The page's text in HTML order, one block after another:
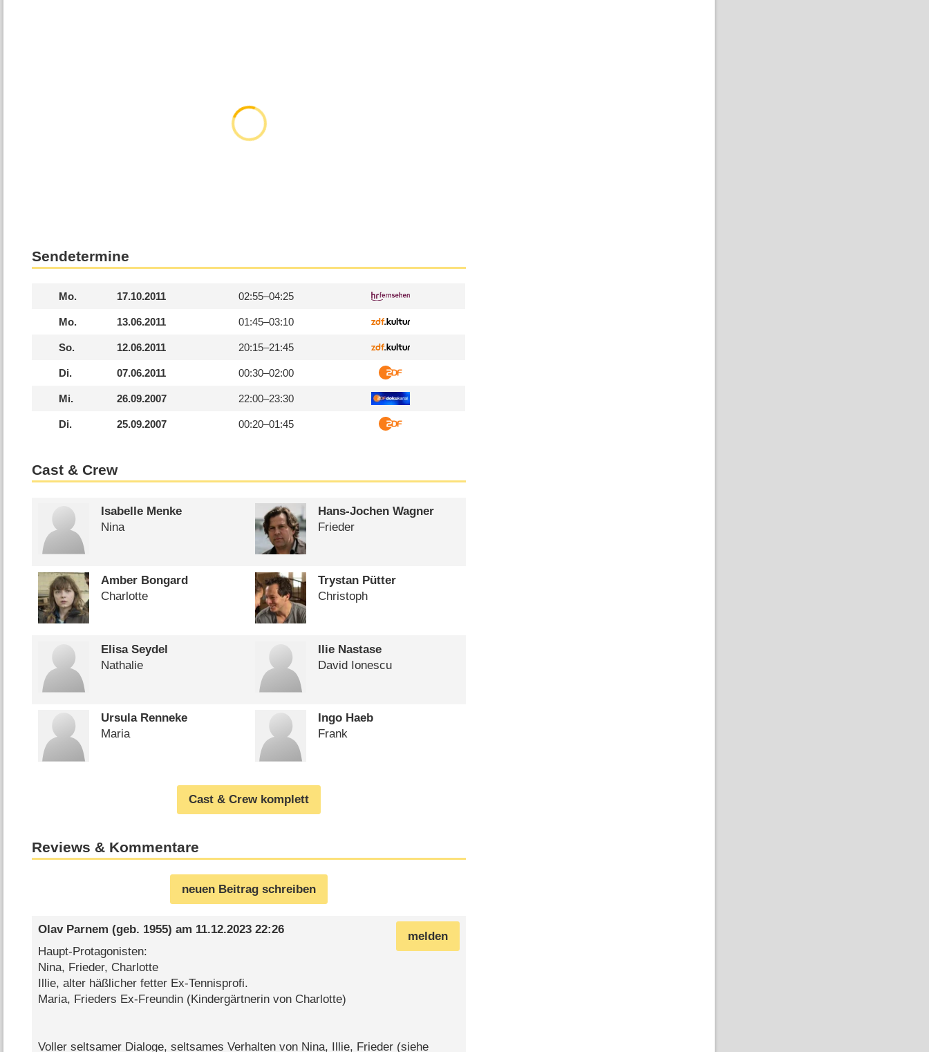
Sendetermine
Mo. 17.10.2011 02:55–04:25
Mo. 13.06.2011 01:45–03:10
So. 12.06.2011 20:15–21:45
Di. 07.06.2011 00:30–02:00
Mi. 26.09.2007 22:00–23:30
Di. 25.09.2007 00:20–01:45
Cast & Crew
Isabelle Menke
Nina
Hans-Jochen Wagner
Frieder
Amber Bongard
Charlotte
Trystan Pütter
Christoph
Elisa Seydel
Nathalie
Ilie Nastase
David Ionescu
Ursula Renneke
Maria
Ingo Haeb
Frank
Cast & Crew komplett
Reviews & Kommentare
neuen Beitrag schreiben
melden
Olav Parnem (geb. 1955) am 11.12.2023 22:26
Haupt-Protagonisten:
Nina, Frieder, Charlotte
Illie, alter häßlicher fetter Ex-Tennisprofi.
Maria, Frieders Ex-Freundin (Kindergärtnerin von Charlotte)
Voller seltsamer Dialoge, seltsames Verhalten von Nina, Illie, Frieder (siehe